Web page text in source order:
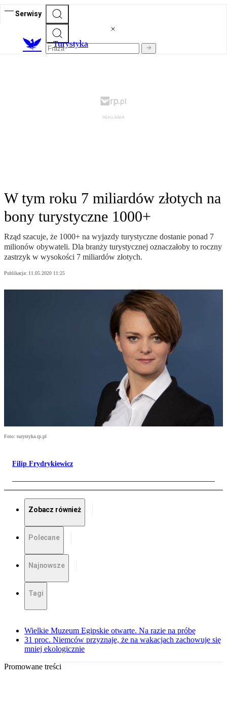
Serwisy
Turystyka
W tym roku 7 miliardów złotych na
bony turystyczne 1000+
Rząd szacuje, że 1000+ na wyjazdy turystyczne dostanie ponad 7
milionów obywateli. Dla branży turystycznej oznaczałoby to roczny
zastrzyk w wysokości 7 miliardów złotych.
Publikacja: 11.05.2020 11:25
Foto: turystyka.rp.pl
Filip Frydrykiewicz
Zobacz również
Polecane
Najnowsze
Tagi
Wielkie Muzeum Egipskie otwarte. Na razie na próbę
31 proc. Niemców przyznaje, że na wakacjach zachowuje się
mniej ekologicznie
Promowane treści